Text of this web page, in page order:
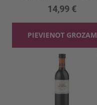
14,99 €
PIEVIENOT GROZAM